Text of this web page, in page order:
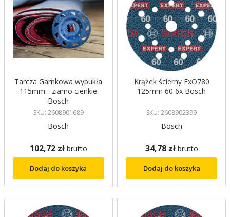
Tarcza Garnkowa wypukła
115mm - ziarno cienkie
Bosch
SKU: 2608901689
Bosch
102,72 zł brutto
Dodaj do koszyka
Krążek ścierny ExO780
125mm 60 6x Bosch
SKU: 2608902399
Bosch
34,78 zł brutto
Dodaj do koszyka